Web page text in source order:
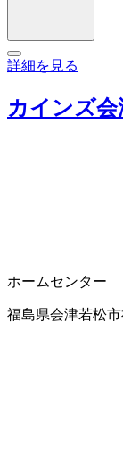
詳細を見る
カインズ
ホームセンター
福島県会津若松